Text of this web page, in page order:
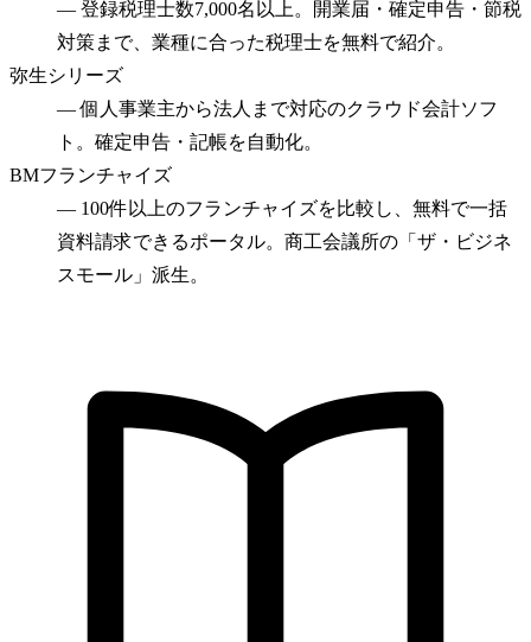
— 登録税理士数7,000名以上。開業届・確定申告・節税
対策まで、業種に合った税理士を無料で紹介。
弥生シリーズ
—個人事業主から法人まで対応のクラウド会計ソフ
ト。確定申告・記帳を自動化。
BMフランチャイズ
— 100件以上のフランチャイズを比較し、無料で一括
資料請求できるポータル。商工会議所の「ザ・ビジネ
スモール」派生。